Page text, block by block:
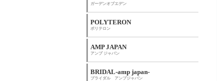
ガーデンオブエデン
POLYTERON
ポリテロン
AMP JAPAN
アンプ ジャパン
BRIDAL-amp japan-
ブライダル アンプジャパン